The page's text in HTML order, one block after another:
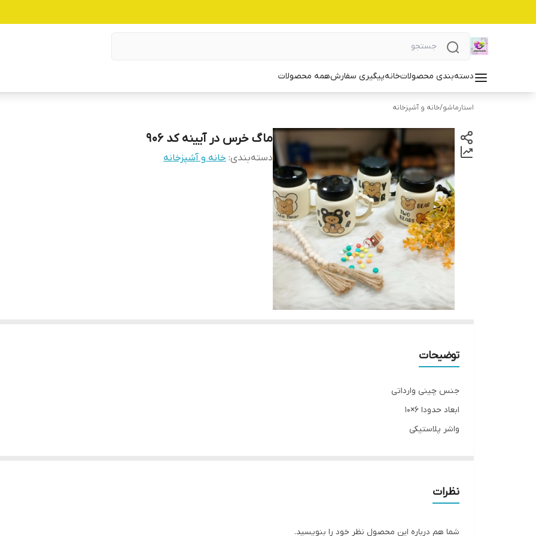
دسته‌بندی محصولاتخانهپیگیری سفارشهمه محصولات
استارماشو/خانه و آشپزخانه
ماگ خرس در آیینه کد 906
دسته‌بندی: خانه و آشپزخانه
توضیحات
جنس چینی وارداتی
ابعاد حدودا 6×10
واشر پلاستيکی
چرا " استارماشو " ؟
* دارای سایت و نماد اعتماد الکترونیک(اینماد)
نظرات
شما هم درباره این محصول نظر خود را بنویسید.